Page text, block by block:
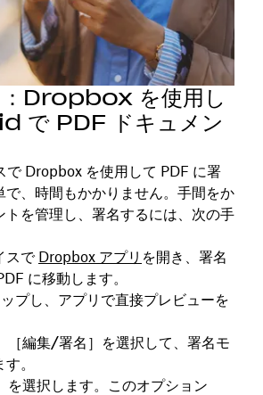
：Dropbox を使用し
で PDF ドキュメン
Dropbox を使用して PDF に署
で、時間もかかりません。手間をか
トを管理し、署名するには、次の手
スでDropbox アプリ を開き、署名
に移動します。
プし、アプリで直接プレビューを
［編集/署名 ］を選択して、署名モ
。
を選択します。このオプション